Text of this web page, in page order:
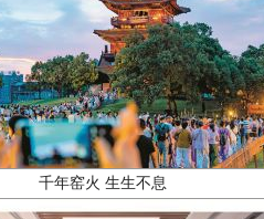
千年窑火 生生不息